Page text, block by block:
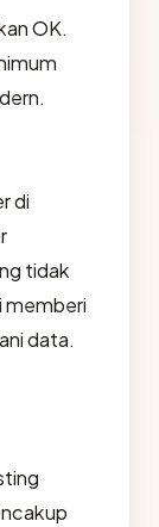
OK.
di
tidak
memberi
data.